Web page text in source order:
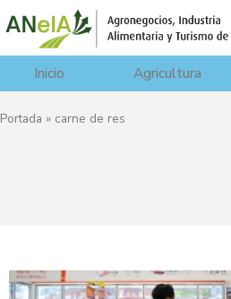
Inicio Agricultura
Portada » carne de res